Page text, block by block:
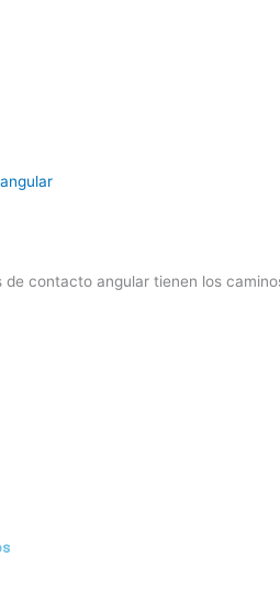
de contacto angular tienen los